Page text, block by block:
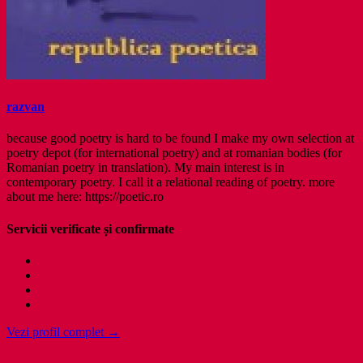
razvan
because good poetry is hard to be found I make my own selection at
poetry depot (for international poetry) and at romanian bodies (for
Romanian poetry in translation). My main interest is in
contemporary poetry. I call it a relational reading of poetry. more
about me here: https://poetic.ro
Servicii verificate și confirmate
Vezi profil complet →